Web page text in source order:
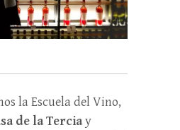
la Escuela del Vino,
de la Terciay